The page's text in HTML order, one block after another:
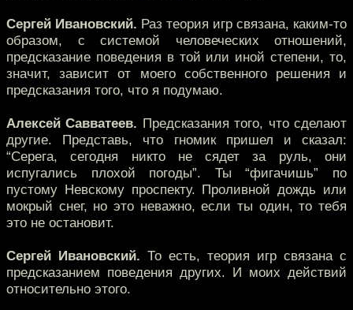
Сергей Ивановский. Раз теория игр связана, каким-то
образом, с системой человеческих отношений,
предсказание поведения в той или иной степени, то,
значит, зависит от моего собственного решения и
предсказания того, что я подумаю.
Алексей Савватеев. Предсказания того, что сделают
другие. Представь, что гномик пришел и сказал:
“Серега, сегодня никто не сядет за руль, они
испугались плохой погоды”. Ты “фигачишь” по
пустому Невскому проспекту. Проливной дождь или
мокрый снег, но это неважно, если ты один, то тебя
это не остановит.
Сергей Ивановский. То есть, теория игр связана с
предсказанием поведения других. И моих действий
относительно этого.